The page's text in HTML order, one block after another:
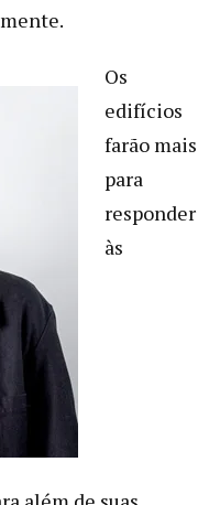
Os
edifícios
farão mais
para
responder
às